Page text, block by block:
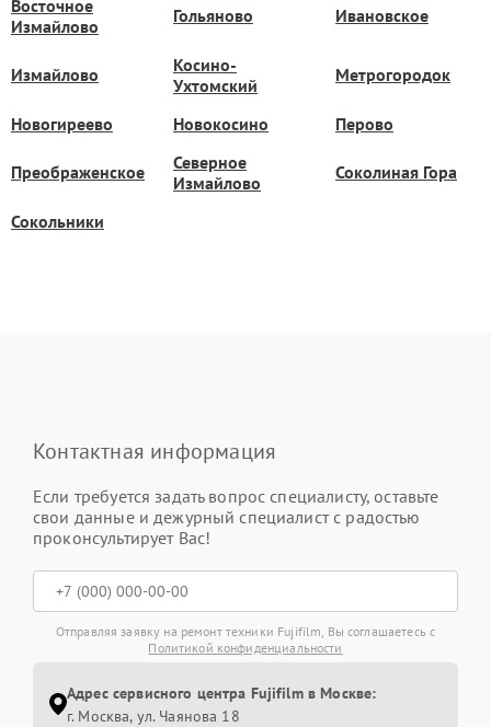
Восточное
Измайлово
Гольяново Ивановское
Измайлово
Косино-
Ухтомский
Метрогородок
Новогиреево Новокосино Перово
Преображенское
Северное
Измайлово
Соколиная Гора
Сокольники
Контактная информация
Если требуется задать вопрос специалисту, оставьте
свои данные и дежурный специалист с радостью
проконсультирует Вас!
Отправляя заявку на ремонт техники Fujifilm, Вы соглашаетесь с
Политикой конфиденциальности
Адрес сервисного центра Fujifilm в Москве:
г. Москва, ул. Чаянова 18